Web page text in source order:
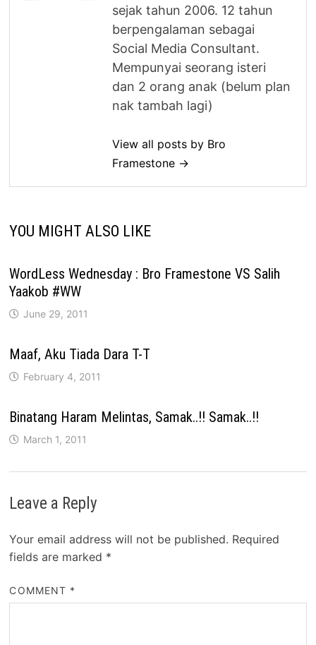
sejak tahun 2006. 12 tahun
berpengalaman sebagai
Social Media Consultant.
Mempunyai seorang isteri
dan 2 orang anak (belum plan
nak tambah lagi)
View all posts by Bro
Framestone →
YOU MIGHT ALSO LIKE
WordLess Wednesday : Bro Framestone VS Salih
Yaakob #WW
June 29, 2011
Maaf, Aku Tiada Dara T-T
February 4, 2011
Binatang Haram Melintas, Samak..!! Samak..!!
March 1, 2011
Leave a Reply
Your email address will not be published. Required
fields are marked *
COMMENT *